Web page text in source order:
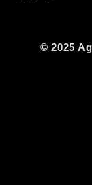
© 2025